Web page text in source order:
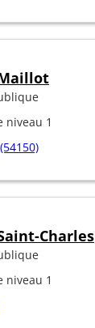
1
Charles
1